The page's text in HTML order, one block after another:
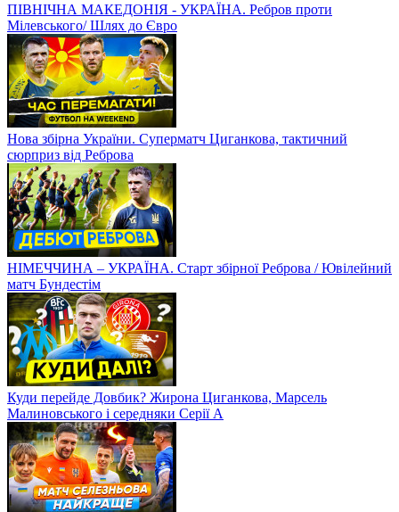
ПІВНІЧНА МАКЕДОНІЯ - УКРАЇНА. Ребров проти
Мілевського/ Шлях до Євро
Нова збірна України. Суперматч Циганкова, тактичний
сюрприз від Реброва
НІМЕЧЧИНА – УКРАЇНА. Старт збірної Реброва / Ювілейний
матч Бундестім
Куди перейде Довбик? Жирона Циганкова, Марсель
Малиновського і середняки Серії А